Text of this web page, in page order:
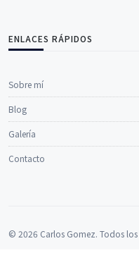
ENLACES RÁPIDOS
Sobre mí
Blog
Galería
Contacto
© 2026 Carlos Gomez. Todos los